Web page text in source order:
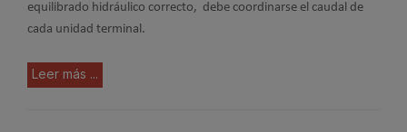
equilibrado hidráulico correcto, debe coordinarse el caudal de
cada unidad terminal.
Leer más ...